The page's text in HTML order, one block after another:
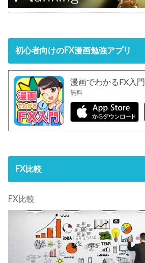
初心者向けのFX漫画勉強アプリ
漫画でわかるFX入門
無料
FX比較
FX比較